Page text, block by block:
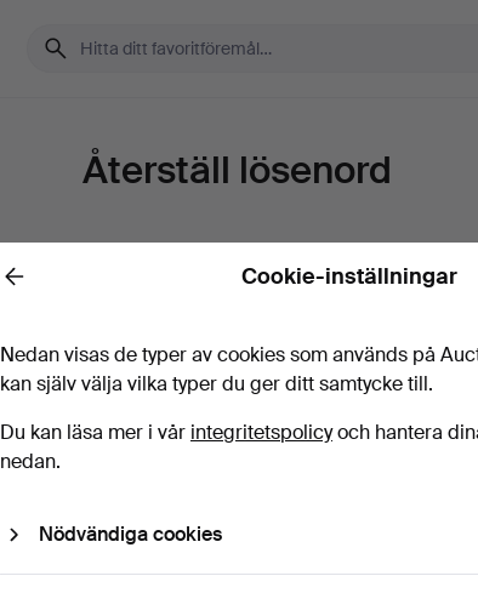
Återställ lösenord
Skicka instruktioner
Back Cookie-inställningar
Nedan visas de typer av cookies som används på
kan själv välja vilka typer du ger ditt samtycke till.
Du kan läsa mer i vår integritetspolicyoch hantera
nedan.
Nödvändiga cookies